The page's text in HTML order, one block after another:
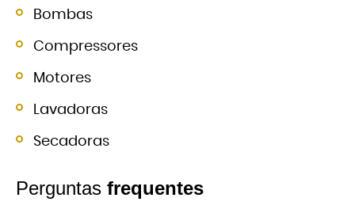
Bombas
Compressores
Motores
Lavadoras
Secadoras
Perguntas frequentes